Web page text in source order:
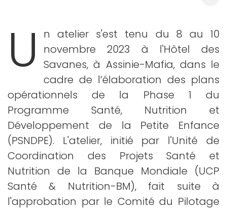
U
n atelier s'est tenu du 8 au 10
novembre 2023 à l'Hôtel des
Savanes, à Assinie-Mafia, dans le
cadre de l’élaboration des plans
opérationnels de la Phase 1 du
Programme Santé, Nutrition et
Développement de la Petite Enfance
(PSNDPE). L'atelier, initié par l'Unité de
Coordination des Projets Santé et
Nutrition de la Banque Mondiale (UCP
Santé & Nutrition-BM), fait suite à
l'approbation par le Comité du Pilotage